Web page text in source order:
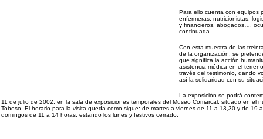
Para ello cuenta con equipos
enfermeras, nutricionistas,
y financieros, abogados…,
continuada.
Con esta muestra de las
de la organización, se
que significa la acción
asistencia médica en el
través del testimonio, dando
así la solidaridad con su
La exposición se podrá
11 de julio de 2002, en la sala de exposiciones temporales del Museo Comarcal, situado en el
Toboso. El horario para la visita queda como sigue: de martes a viernes de 11 a 13,30 y de 19
domingos de 11 a 14 horas, estando los lunes y festivos cerrado.